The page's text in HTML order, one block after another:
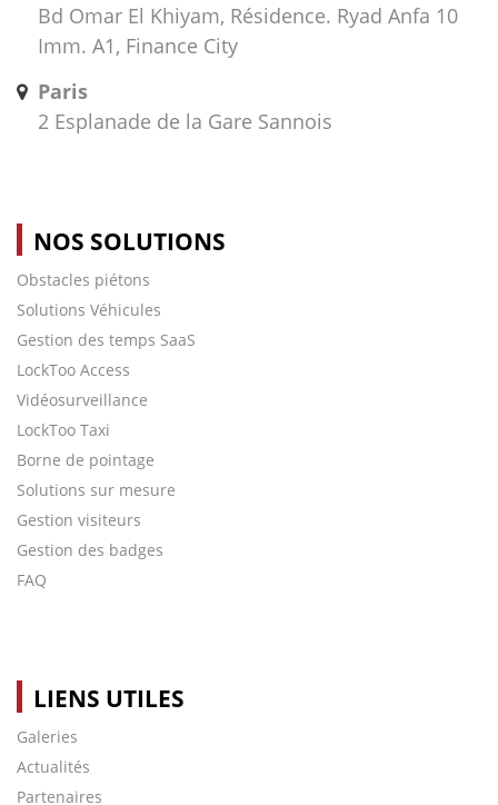
Bd Omar El Khiyam, Résidence. Ryad Anfa 10
Imm. A1, Finance City
Paris
2 Esplanade de la Gare Sannois
NOS SOLUTIONS
Obstacles piétons
Solutions Véhicules
Gestion des temps SaaS
LockToo Access
Vidéosurveillance
LockToo Taxi
Borne de pointage
Solutions sur mesure
Gestion visiteurs
Gestion des badges
FAQ
LIENS UTILES
Galeries
Actualités
Partenaires